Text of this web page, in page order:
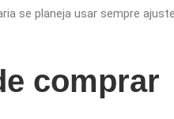
se planeja usar sempre
comprar